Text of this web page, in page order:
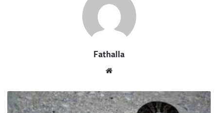
Fathalla
الوي
ب